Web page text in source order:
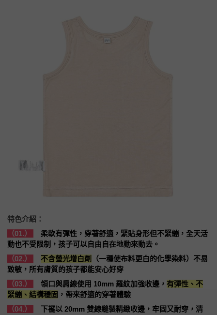
特色介紹：
（01.）
柔軟有彈性，穿著舒適，緊貼身形但不緊繃，全天活
動也不受限制，孩子可以自由自在地動來動去。
（02.）
不含螢光增白劑
（一種使布料更白的化學染料）不易
致敏，所有膚質的孩子都能安心好穿
（03.）
領口與肩線使用 10mm 羅紋加強收邊， 有彈性、不
緊繃、結構穩固 ，帶來舒適的穿著體驗
（04.）
下襬以 20mm 雙線縫製精緻收邊，牢固又耐穿，清